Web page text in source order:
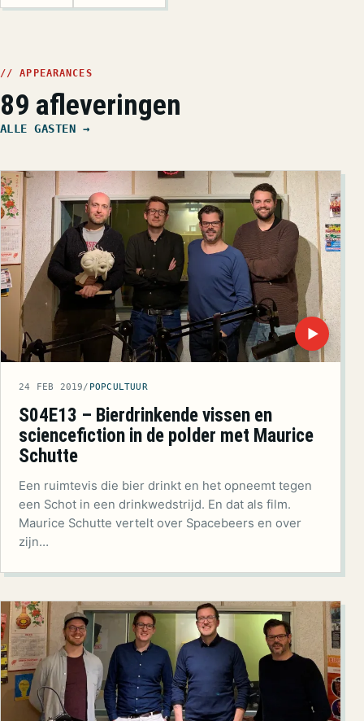
// APPEARANCES
89 afleveringen
ALLE GASTEN →
▶
24 FEB 2019/ POPCULTUUR
S04E13 – Bierdrinkende vissen en
sciencefiction in de polder met Maurice
Schutte
Een ruimtevis die bier drinkt en het opneemt tegen
een Schot in een drinkwedstrijd. En dat als film.
Maurice Schutte vertelt over Spacebeers en over
zijn…